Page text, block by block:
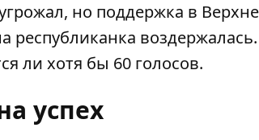
но поддержка в
республиканка
ли хотя бы 60 голосов.
успех